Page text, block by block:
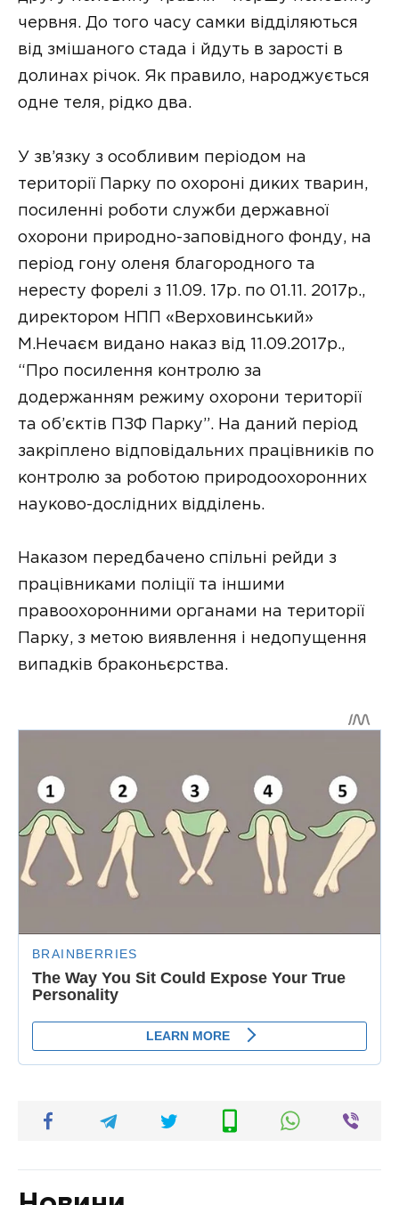
червня. До того часу самки відділяються
від змішаного стада і йдуть в зарості в
долинах річок. Як правило, народжується
одне теля, рідко два.
У зв’язку з особливим періодом на
території Парку по охороні диких тварин,
посиленні роботи служби державної
охорони природно-заповідного фонду, на
період гону оленя благородного та
нересту форелі з 11.09. 17р. по 01.11. 2017р.,
директором НПП «Верховинський»
М.Нечаєм видано наказ від 11.09.2017р.,
“Про посилення контролю за
додержанням режиму охорони території
та об’єктів ПЗФ Парку”. На даний період
закріплено відповідальних працівників по
контролю за роботою природоохоронних
науково-дослідних відділень.
Наказом передбачено спільні рейди з
працівниками поліції та іншими
правоохоронними органами на території
Парку, з метою виявлення і недопущення
випадків браконьєрства.